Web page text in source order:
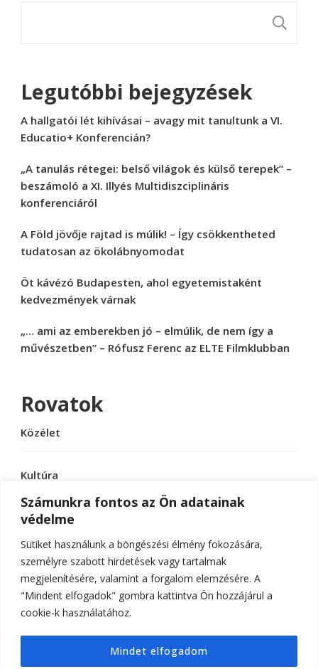
Számunkra fontos az Ön adatainak
védelme
Sütiket használunk a böngészési élmény fokozására,
személyre szabott hirdetések vagy tartalmak
megjelenítésére, valamint a forgalom elemzésére. A
"Mindent elfogadok" gombra kattintva Ön hozzájárul a
cookie-k használatához.
Mindet elfogadom
Legutóbbi bejegyzések
A hallgatói lét kihívásai – avagy mit tanultunk a VI.
Educatio+ Konferencián?
„A tanulás rétegei: belső világok és külső terepek” –
beszámoló a XI. Illyés Multidiszciplináris
konferenciáról
A Föld jövője rajtad is múlik! – Így csökkentheted
tudatosan az ökolábnyomodat
Öt kávézó Budapesten, ahol egyetemistaként
kedvezmények várnak
„… ami az emberekben jó – elmúlik, de nem így a
művészetben” – Rófusz Ferenc az ELTE Filmklubban
Rovatok
Közélet
Kultúra
Sport
Tudomány
© Szerzői jog 2026ELTE Online
fenntartva.Hello Fashion | FejlesztetteBlossom